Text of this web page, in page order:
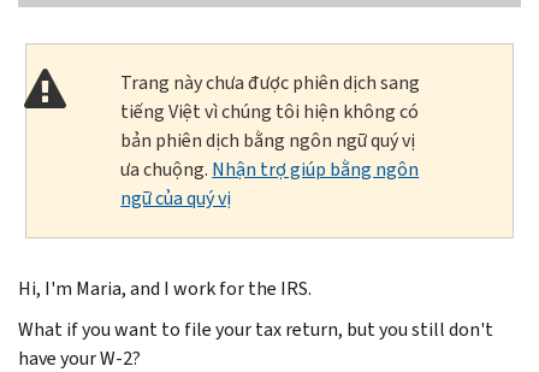
Trang này chưa được phiên dịch sang
tiếng Việt vì chúng tôi hiện không có
bản phiên dịch bằng ngôn ngữ quý vị
ưa chuộng. Nhận trợ giúp bằng ngôn
ngữ của quý vị
Hi, I'm Maria, and I work for the IRS.
What if you want to file your tax return, but you still don't
have your W-2?